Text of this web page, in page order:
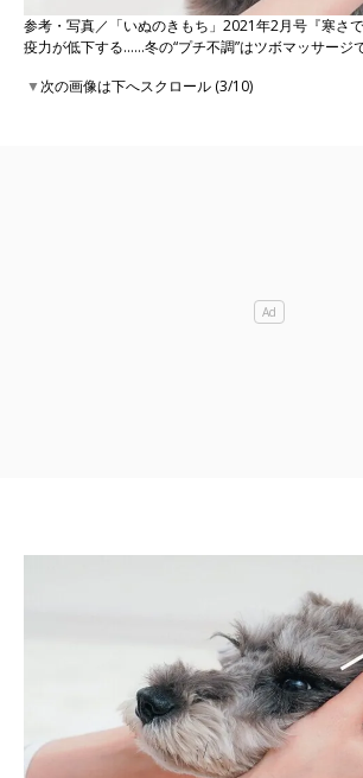
参考・写真／「いぬのきもち」2021年2月号『寒さ
疫力が低下する……冬の“プチ不調”はツボマッサージ
▼次の画像は下へスクロール (3/10)